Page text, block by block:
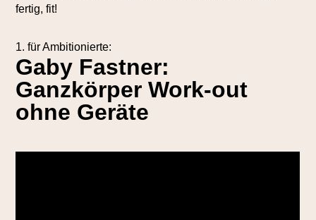
fertig, fit!
1. für Ambitionierte:
Gaby Fastner:
Ganzkörper Work-out
ohne Geräte